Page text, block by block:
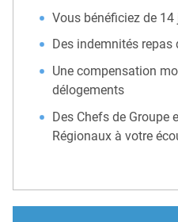
Vous bénéficiez de
Des indemnités repas
Une compensation
délogements
Des Chefs de Groupe
Régionaux à votre